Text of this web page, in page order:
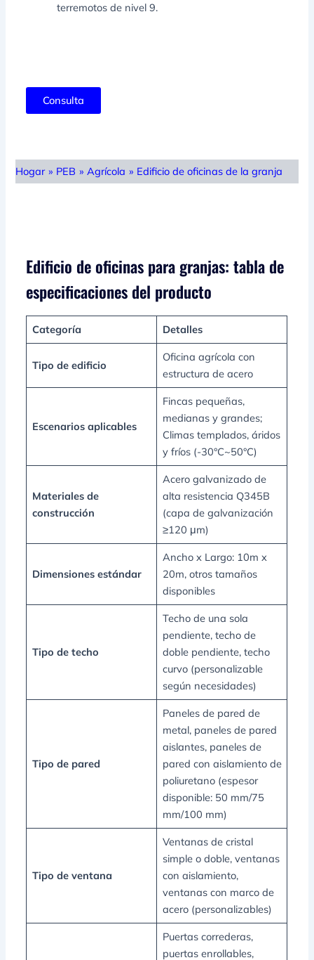
terremotos de nivel 9.
Consulta
Hogar » PEB » Agrícola » Edificio de oficinas de la granja
Edificio de oficinas para granjas: tabla de
especificaciones del producto
Categoría Detalles
Tipo de edificio
Oficina agrícola con
estructura de acero
Escenarios aplicables
Fincas pequeñas,
medianas y grandes;
Climas templados, áridos
y fríos (-30°C~50°C)
Materiales de
construcción
Acero galvanizado de
alta resistencia Q345B
(capa de galvanización
≥120 μm)
Dimensiones estándar
Ancho x Largo: 10m x
20m, otros tamaños
disponibles
Tipo de techo
Techo de una sola
pendiente, techo de
doble pendiente, techo
curvo (personalizable
según necesidades)
Tipo de pared
Paneles de pared de
metal, paneles de pared
aislantes, paneles de
pared con aislamiento de
poliuretano (espesor
disponible: 50 mm/75
mm/100 mm)
Tipo de ventana
Ventanas de cristal
simple o doble, ventanas
con aislamiento,
ventanas con marco de
acero (personalizables)
Puertas correderas,
puertas enrollables,